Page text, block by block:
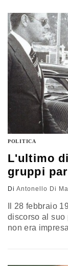
POLITICA
L'ultimo
gruppi
Di Antonello Di
Il 28 febbraio
discorso al suo
non era